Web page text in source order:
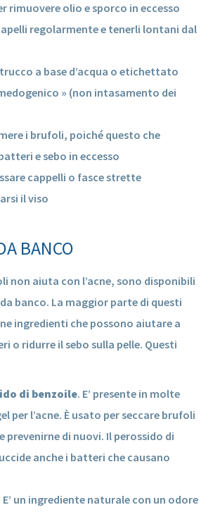
rimuovere olio e sporco in eccesso
regolarmente e tenerli lontani dal
a base d’acqua o etichettato
» (non intasamento dei
i brufoli, poiché questo che
e sebo in eccesso
cappelli o fasce strette
il ​​viso
BANCO
non aiuta con l’acne, sono disponibili
banco. La maggior parte di questi
ingredienti che possono aiutare a
o ridurre il sebo sulla pelle. Questi
di benzoile. E’ presente in molte
per l’acne. È usato per seccare brufoli
prevenirne di nuovi. Il perossido di
anche i batteri che causano
E’ un ingrediente naturale con un odore